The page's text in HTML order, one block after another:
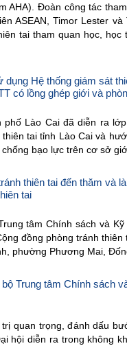
AHA). Đoàn công tác
ASEAN, Timor Lester
tai tham quan học,
Hệ thống giám sát
có lồng ghép giới và
phố Lào Cai đã diễn ra
tai tỉnh Lào Cai và
bạo lực trên cơ sở
thiên tai đến thăm và
tai
tâm Chính sách và
đồng phòng tránh
phường Phương Mai,
Trung tâm Chính sách
quan trọng, đánh dấu
hội diễn ra trong không